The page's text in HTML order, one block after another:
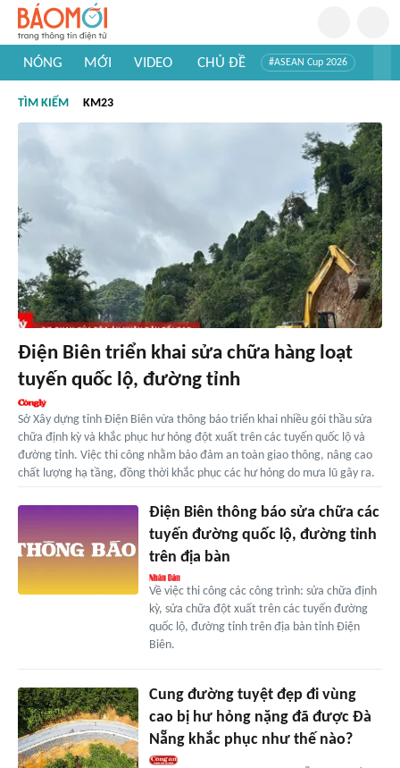
NÓNG MỚI VIDEO CHỦ ĐỀ #ASEAN Cup 2026
#Khám phá thế giới
TÌM KIẾM KM23
Điện Biên triển khai sửa chữa hàng loạt
tuyến quốc lộ, đường tỉnh
Sở Xây dựng tỉnh Điện Biên vừa thông báo triển khai nhiều gói thầu sửa
chữa định kỳ và khắc phục hư hỏng đột xuất trên các tuyến quốc lộ và
đường tỉnh. Việc thi công nhằm bảo đảm an toàn giao thông, nâng cao
chất lượng hạ tầng, đồng thời khắc phục các hư hỏng do mưa lũ gây ra.
Điện Biên thông báo sửa chữa các
tuyến đường quốc lộ, đường tỉnh
trên địa bàn
Về việc thi công các công trình: sửa chữa định
kỳ, sửa chữa đột xuất trên các tuyến đường
quốc lộ, đường tỉnh trên địa bàn tỉnh Điện
Biên.
Cung đường tuyệt đẹp đi vùng
cao bị hư hỏng nặng đã được Đà
Nẵng khắc phục như thế nào?